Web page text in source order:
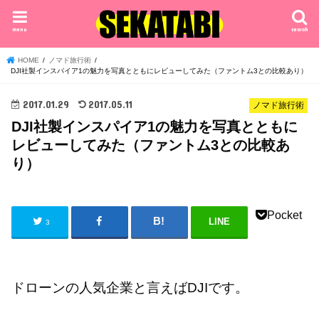
search
menu
HOME
ノマド旅行術
DJI社製インスパイア1の魅力を写真とともにレビューしてみた（ファントム3との比較あり）
ノマド旅行術
2017.01.29 2017.05.11
DJI社製インスパイア1の魅力を写真とともに
レビューしてみた（ファントム3との比較あ
り）
3 LINE
Pocket
ドローンの人気企業と言えばDJIです。